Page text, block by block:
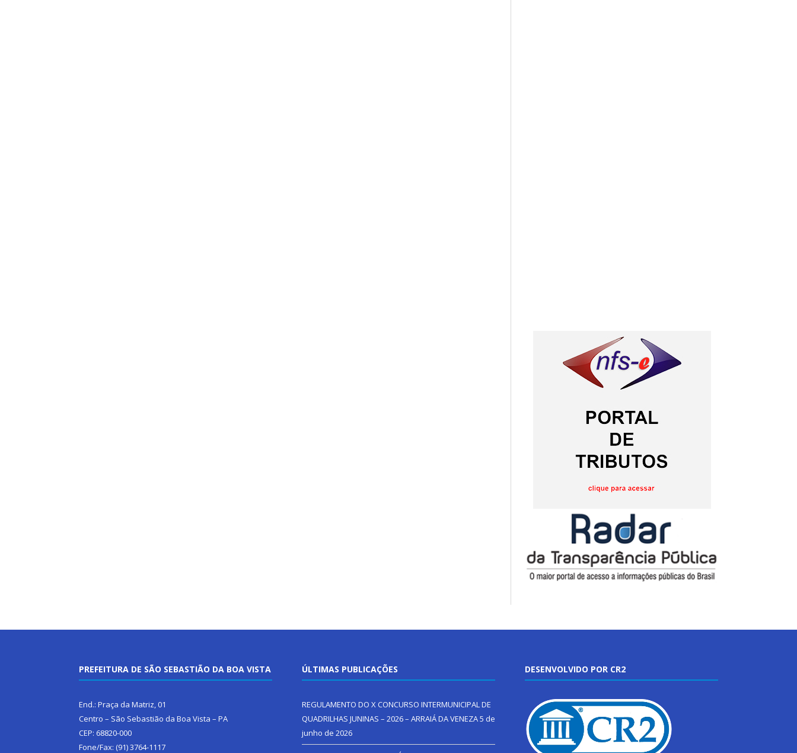
PREFEITURA DE SÃO SEBASTIÃO DA BOA VISTA
End.: Praça da Matriz, 01
Centro – São Sebastião da Boa Vista – PA
CEP: 68820-000
Fone/Fax: (91) 3764-1117
ÚLTIMAS PUBLICAÇÕES
REGULAMENTO DO X CONCURSO INTERMUNICIPAL DE
QUADRILHAS JUNINAS – 2026 – ARRAIÁ DA VENEZA5 de
junho de 2026
DESENVOLVIDO POR CR2